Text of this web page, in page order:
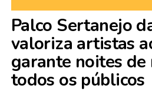
Palco Sertanejo
valoriza artistas
garante noites de
todos os públicos